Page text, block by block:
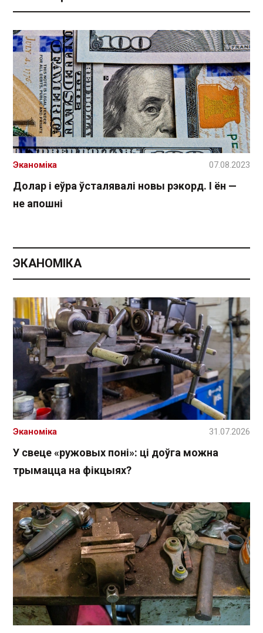
Долар і еўра ўсталявалі новы рэкорд. І ён —
не апошні
Эканоміка 07.08.2023
ЭКАНОМІКА
У свеце «ружовых поні»: ці доўга можна
трымацца на фікцыях?
Эканоміка 31.07.2026